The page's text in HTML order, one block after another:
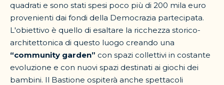
quadrati e sono stati spesi poco più di 200 mila euro
provenienti dai fondi della Democrazia partecipata.
L'obiettivo è quello di esaltare la ricchezza storico-
architettonica di questo luogo creando una
“community garden” con spazi collettivi in costante
evoluzione e con nuovi spazi destinati ai giochi dei
bambini. Il Bastione ospiterà anche spettacoli